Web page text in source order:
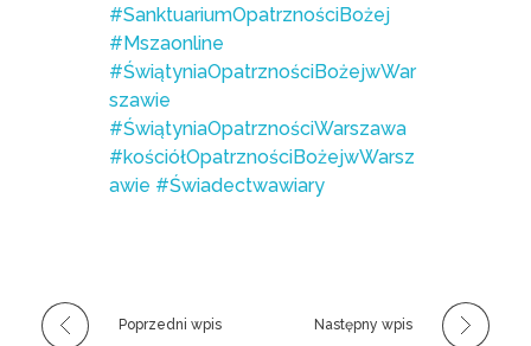
#SanktuariumOpatrznościBożej
#Mszaonline
#ŚwiątyniaOpatrznościBożejwWar
szawie
#ŚwiątyniaOpatrznościWarszawa
#kościółOpatrznościBożejwWarsz
awie #Świadectwawiary
Poprzedni wpis Następny wpis